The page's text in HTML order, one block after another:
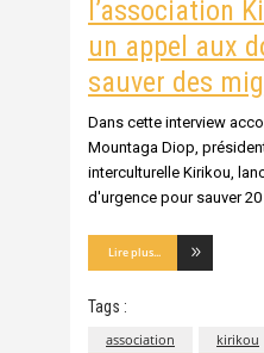
l’association
un appel aux
sauver des
Dans cette interview
Mountaga Diop,
interculturelle Kirikou,
d'urgence pour sauver
Lire plus...
Tags :
association kirikou